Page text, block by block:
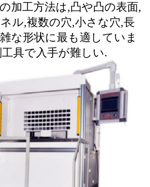
加工方法は,凸や凸の表面,
ル,複数の穴,小さな穴,長
な形状に最も適していま
具で入手が難しい.